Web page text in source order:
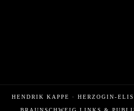
HENDRIK KAPPE · HERZOGIN-